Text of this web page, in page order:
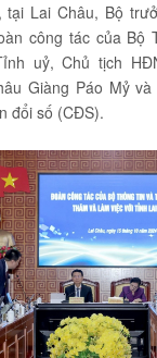
tại Lai Châu, Bộ
công tác của Bộ
uỷ, Chủ tịch
Giàng Páo Mỷ
đổi số (CĐS).